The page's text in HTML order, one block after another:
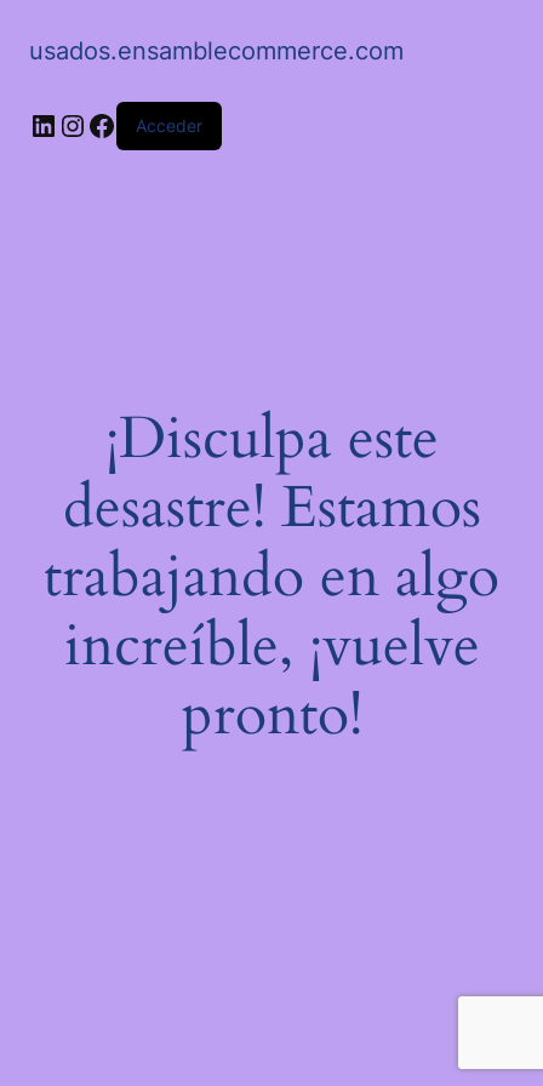
usados.ensamblecommerce.com
LinkedIn
Instagram
Facebook
Acceder
¡Disculpa este
desastre! Estamos
trabajando en algo
increíble, ¡vuelve
pronto!